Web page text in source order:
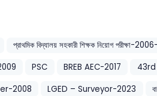
প্রাথমিক বিদ্যালয় সহকারী শিক্ষক নিয়োগ
PSC BREB AEC-2017 43rd
2008
LGED – Surveyor-2023